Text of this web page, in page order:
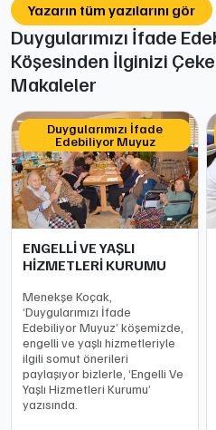
Yazarın tüm yazılarını gör
Duygularımızı İfade
Köşesinden İlginizi
Makaleler
Duygularımızı İfade
Edebiliyor Muyuz
ENGELLİ VE YAŞLI
HİZMETLERİ KURUMU
Menekşe Koçak,
‘Duygularımızı İfade
Edebiliyor Muyuz’ köşemizde,
engelli ve yaşlı hizmetleriyle
ilgili somut önerileri
paylaşıyor bizlerle, ‘Engelli Ve
Yaşlı Hizmetleri Kurumu’
yazısında.